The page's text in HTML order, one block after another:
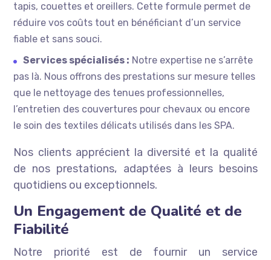
tapis, couettes et oreillers. Cette formule permet de
réduire vos coûts tout en bénéficiant d’un service
fiable et sans souci.
Services spécialisés : Notre expertise ne s’arrête
pas là. Nous offrons des prestations sur mesure telles
que le nettoyage des tenues professionnelles,
l’entretien des couvertures pour chevaux ou encore
le soin des textiles délicats utilisés dans les SPA.
Nos clients apprécient la diversité et la qualité
de nos prestations, adaptées à leurs besoins
quotidiens ou exceptionnels.
Un Engagement de Qualité et de
Fiabilité
Notre priorité est de fournir un service